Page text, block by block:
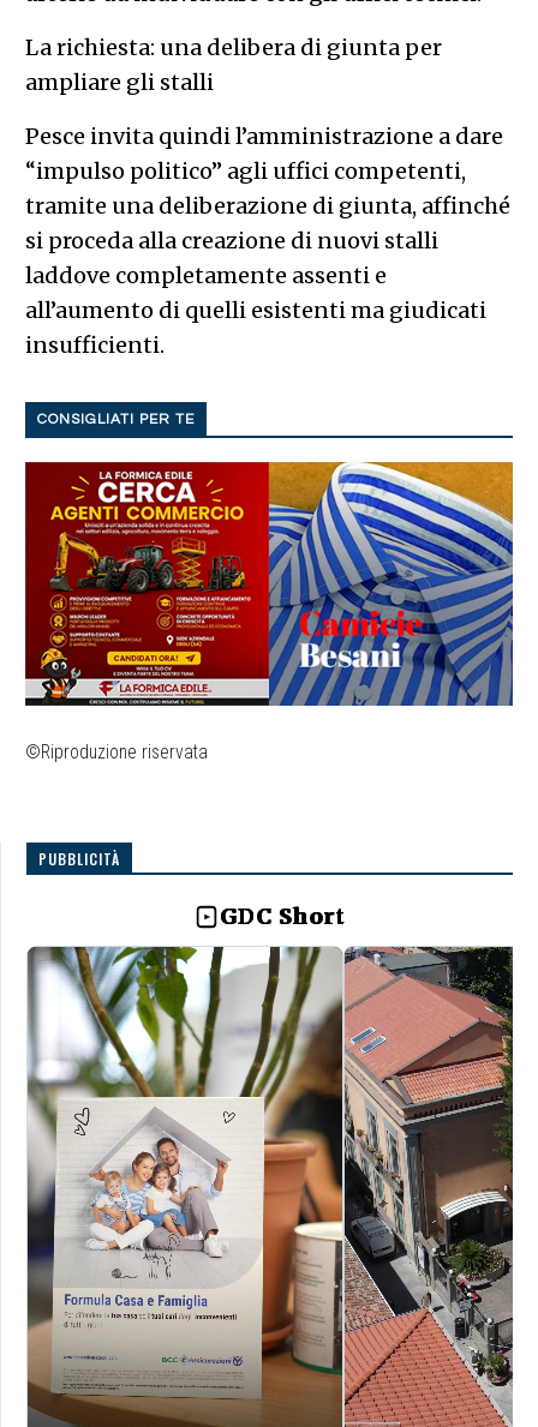
La richiesta: una delibera di giunta per
ampliare gli stalli
Pesce invita quindi l’amministrazione a dare
“impulso politico” agli uffici competenti,
tramite una deliberazione di giunta, affinché
si proceda alla creazione di nuovi stalli
laddove completamente assenti e
all’aumento di quelli esistenti ma giudicati
insufficienti.
CONSIGLIATI PER TE
©Riproduzione riservata
PUBBLICITÀ
GDC Short